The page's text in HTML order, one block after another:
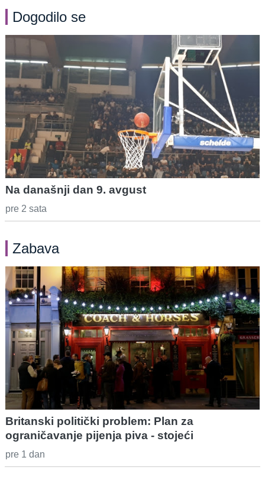
Dogodilo se
Na današnji dan 9. avgust
pre 2 sata
Zabava
Britanski politički problem: Plan za
ograničavanje pijenja piva - stojeći
pre 1 dan